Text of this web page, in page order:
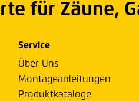
für Zäune,
Service
Über Uns
Montageanleitungen
Produktkataloge